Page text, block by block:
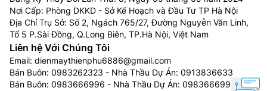
Nơi Cấp: Phòng DKKD - Sở Kế Hoạch và Đầu Tư TP Hà Nội
Địa Chỉ Trụ Sở: Số 2, Ngách 765/27, Đường Nguyễn Văn Linh,
Tổ 5 P.Sài Đồng, Q.Long Biên, TP.Hà Nội, Việt Nam
Liên hệ Với Chúng Tôi
Email: dienmaythienphu6886@gmail.com
Bán Buôn: 0983262323 - Nhà Thầu Dự Án: 0913836633
Bán Buôn: 0983666996 - Nhà Thầu Dự Án: 0983666996